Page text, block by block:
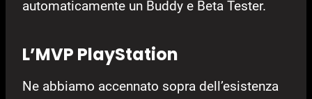
automaticamente un Buddy e Beta Tester.
L’MVP PlayStation
Ne abbiamo accennato sopra dell’esistenza